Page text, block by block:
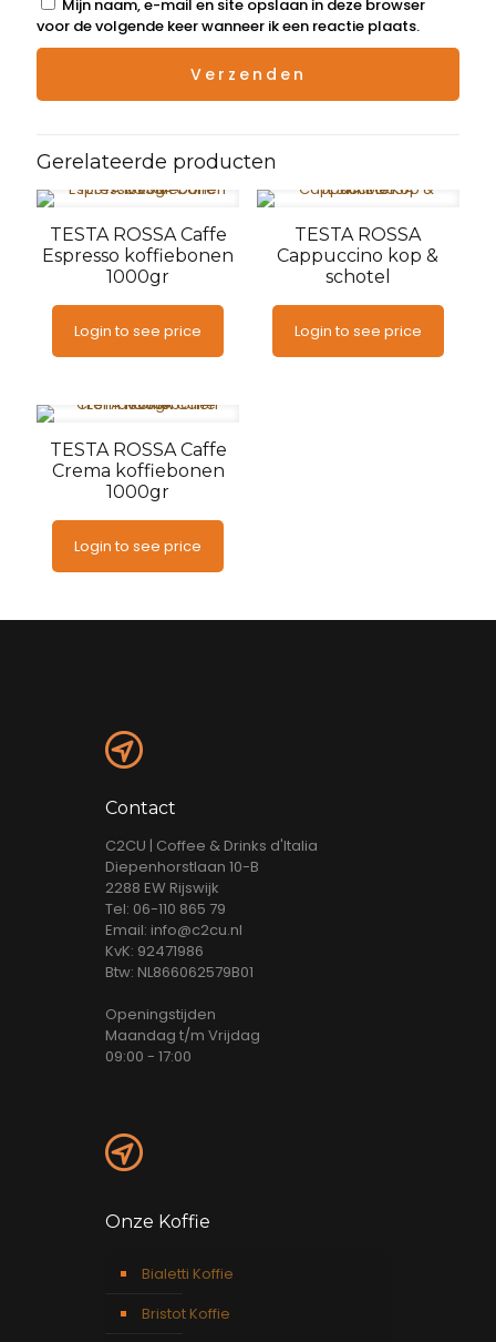
Mijn naam, e-mail en site opslaan in deze browser
voor de volgende keer wanneer ik een reactie plaats.
Gerelateerde producten
TESTA ROSSA Caffe
Espresso koffiebonen
1000gr
Login to see price
TESTA ROSSA
Cappuccino kop &
schotel
Login to see price
TESTA ROSSA Caffe
Crema koffiebonen
1000gr
Login to see price
Contact
C2CU | Coffee & Drinks d'Italia
Diepenhorstlaan 10-B
2288 EW Rijswijk
Tel: 06-110 865 79
Email: info@c2cu.nl
KvK: 92471986
Btw: NL866062579B01
Openingstijden
Maandag t/m Vrijdag
09:00 - 17:00
Onze Koffie
Bialetti Koffie
Bristot Koffie